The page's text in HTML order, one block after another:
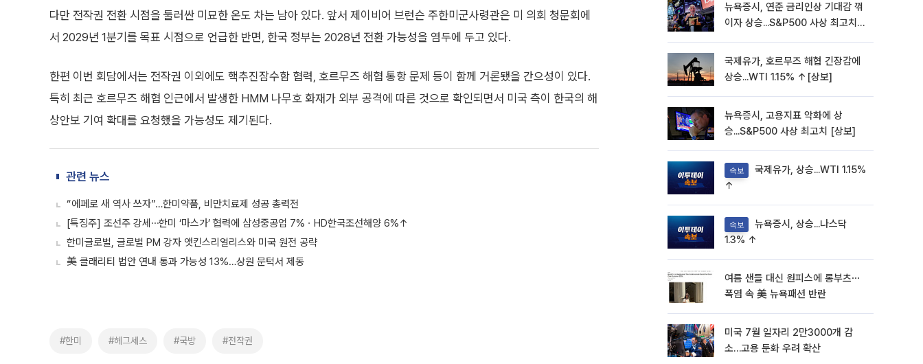
다만 전작권 전환 시점을 둘러싼 미묘한 온도 차는 남아 있다. 앞서 제이비어 브런슨 주한미군사령관은 미 의회 청문회에
서 2029년 1분기를 목표 시점으로 언급한 반면, 한국 정부는 2028년 전환 가능성을 염두에 두고 있다.
한편 이번 회담에서는 전작권 이외에도 핵추진잠수함 협력, 호르무즈 해협 통항 문제 등이 함께 거론됐을 간으성이 있다.
특히 최근 호르무즈 해협 인근에서 발생한 HMM 나무호 화재가 외부 공격에 따른 것으로 확인되면서 미국 측이 한국의 해
상안보 기여 확대를 요청했을 가능성도 제기된다.
관련 뉴스
“에페로 새 역사 쓰자”…한미약품, 비만치료제 성공 총력전
[특징주] 조선주 강세⋯한미 ‘마스가’ 협력에 삼성중공업 7%ㆍHD한국조선해양 6%↑
한미글로벌, 글로벌 PM 강자 앳킨스리얼리스와 미국 원전 공략
美 클래리티 법안 연내 통과 가능성 13%…상원 문턱서 제동
#한미 #헤그세스 #국방 #전작권
뉴욕증시, 연준 금리인상 기대감 꺾
이자 상승...S&P500 사상 최고치
국제유가, 호르무즈 해협 긴장감에
상승...WTI 1.15% ↑[상보]
뉴욕증시, 고용지표 악화에 상
승...S&P500 사상 최고치 [상보]
속보
↑
속보
1.3% ↑
여름 샌들 대신 원피스에 롱부츠⋯
폭염 속 美 뉴욕패션 반란
미국 7월 일자리 2만3000개 감
소…고용 둔화 우려 확산